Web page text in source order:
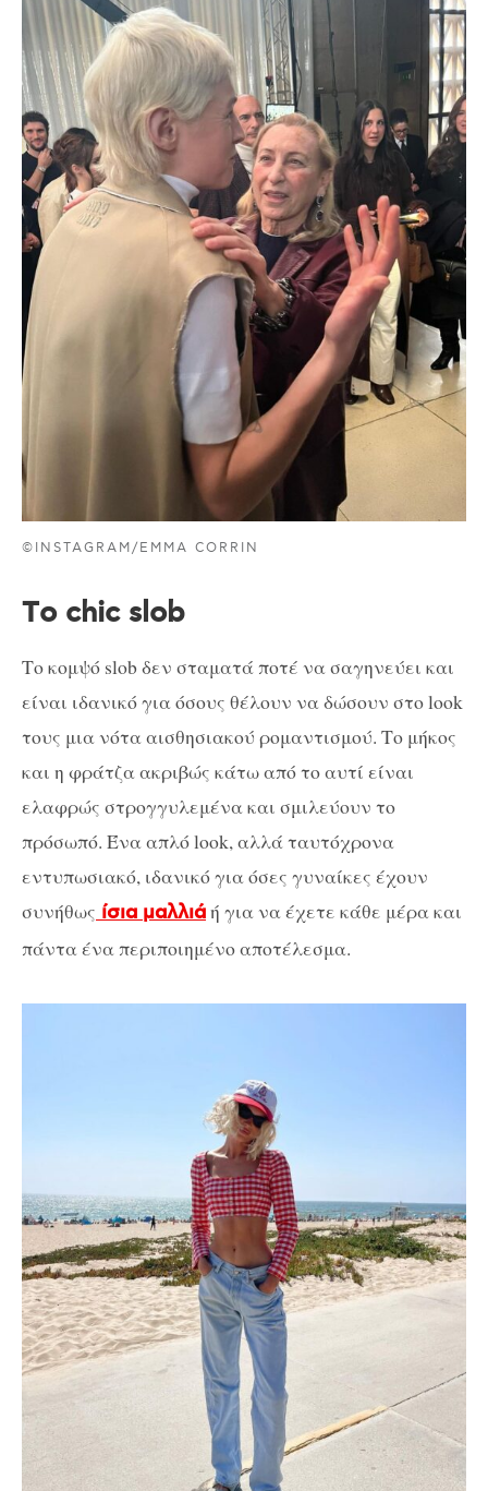
©INSTAGRAM/EMMA CORRIN
Tο chic slob
Το κομψό slob δεν σταματά ποτέ να σαγηνεύει και
είναι ιδανικό για όσους θέλουν να δώσουν στο look
τους μια νότα αισθησιακού ρομαντισμού. Το μήκος
και η φράτζα ακριβώς κάτω από το αυτί είναι
ελαφρώς στρογγυλεμένα και σμιλεύουν το
πρόσωπό. Ένα απλό look, αλλά ταυτόχρονα
εντυπωσιακό, ιδανικό για όσες γυναίκες έχουν
συνήθως ίσια μαλλιάή για να έχετε κάθε μέρα και
πάντα ένα περιποιημένο αποτέλεσμα.